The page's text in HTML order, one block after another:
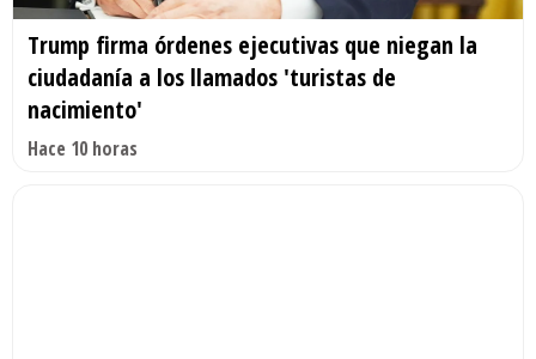
Trump firma órdenes ejecutivas que niegan la
ciudadanía a los llamados 'turistas de
nacimiento'
Hace 10 horas